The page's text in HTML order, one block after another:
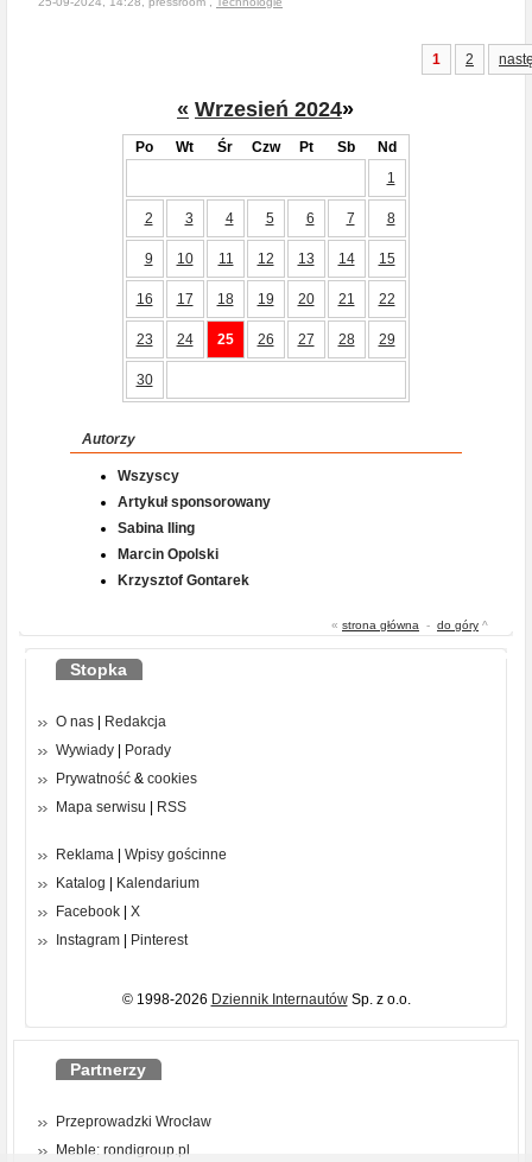
1 2
« Wrzesień 2024»
Po Wt Śr Czw Pt Sb
Nd
1
2 3 4 5 6 7 8
9 10 11 12 13 14 15
16 17 18 19 20 21 22
23 24 25 26 27 28 29
30
Autorzy
Wszyscy
Artykuł sponsorowany
Sabina Iling
Marcin Opolski
Krzysztof Gontarek
« strona główna - do góry ^
Stopka
O nas | Redakcja
Wywiady | Porady
Prywatność & cookies
Mapa serwisu | RSS
Reklama | Wpisy gościnne
Katalog | Kalendarium
Facebook | X
Instagram | Pinterest
© 1998-2026 Dziennik InternautówSp. z o.o.
Partnerzy
Przeprowadzki Wrocław
Meble: rondigroup.pl